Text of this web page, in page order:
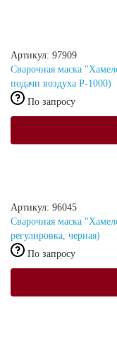
Артикул: 97909
Сварочная маска
подачи воздуха Р-1000)
По запросу
Артикул: 96045
Сварочная маска
регулировка, черная)
По запросу